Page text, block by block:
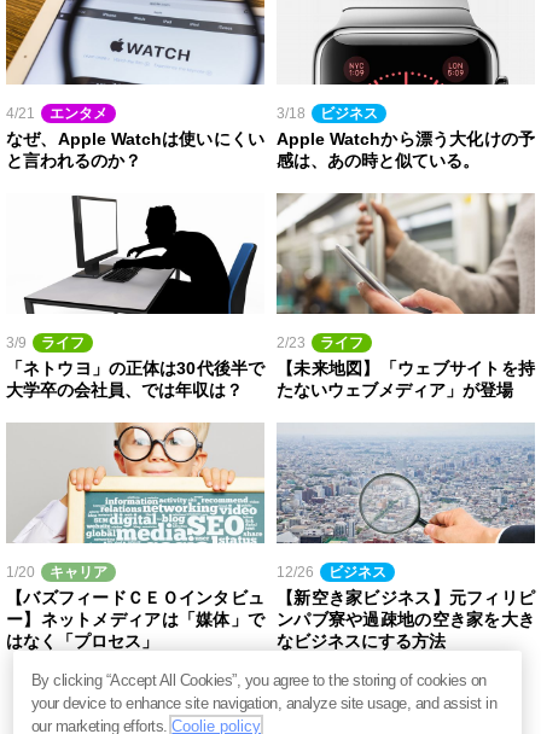
4/21 エンタメ
なぜ、Apple Watchは使いにくい
と言われるのか？
3/18 ビジネス
Apple Watchから漂う大化けの予
感は、あの時と似ている。
3/9 ライフ
「ネトウヨ」の正体は30代後半で
大学卒の会社員、では年収は？
2/23 ライフ
【未来地図】「ウェブサイトを持
たないウェブメディア」が登場
1/20 キャリア
【バズフィードＣＥＯインタビュ
ー】ネットメディアは「媒体」で
はなく「プロセス」
12/26 ビジネス
【新空き家ビジネス】元フィリピ
ンパブ寮や過疎地の空き家を大き
なビジネスにする方法
By clicking “Accept All Cookies”, you agree to the storing of cookies on
your device to enhance site navigation, analyze site usage, and assist in
our marketing efforts.Coolie policy